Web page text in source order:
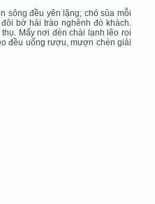
sông đều yên lặng; chó sủa mỗi
bờ hải trào nghênh đò khách.
Mấy nơi đèn chài lạnh lẽo rọi
đều uống rượu, mượn chén giải